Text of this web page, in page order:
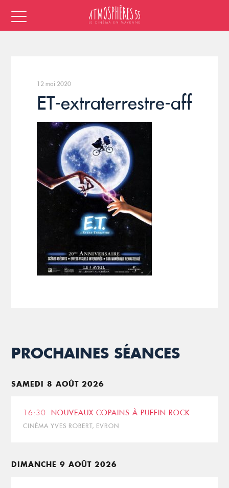
12 mai 2020
ET-extraterrestre-aff
PROCHAINES SÉANCES
SAMEDI 8 AOÛT 2026
16:30 NOUVEAUX COPAINS À PUFFIN ROCK
CINÉMA YVES ROBERT, EVRON
DIMANCHE 9 AOÛT 2026